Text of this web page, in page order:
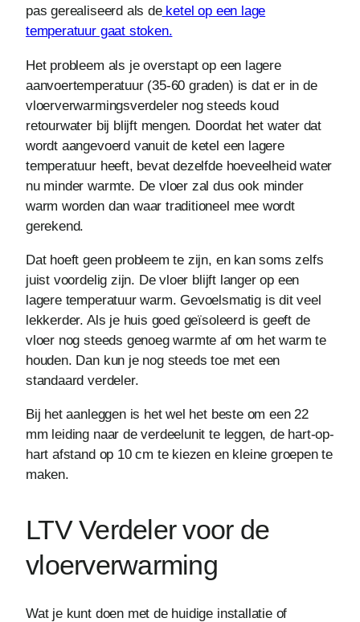
pas gerealiseerd als deketel op een lage
temperatuur gaat stoken.
Het probleem als je overstapt op een lagere
aanvoertemperatuur (35-60 graden) is dat er in de
vloerverwarmingsverdeler nog steeds koud
retourwater bij blijft mengen. Doordat het water dat
wordt aangevoerd vanuit de ketel een lagere
temperatuur heeft, bevat dezelfde hoeveelheid water
nu minder warmte. De vloer zal dus ook minder
warm worden dan waar traditioneel mee wordt
gerekend.
Dat hoeft geen probleem te zijn, en kan soms zelfs
juist voordelig zijn. De vloer blijft langer op een
lagere temperatuur warm. Gevoelsmatig is dit veel
lekkerder. Als je huis goed geïsoleerd is geeft de
vloer nog steeds genoeg warmte af om het warm te
houden. Dan kun je nog steeds toe met een
standaard verdeler.
Bij het aanleggen is het wel het beste om een 22
mm leiding naar de verdeelunit te leggen, de hart-op-
hart afstand op 10 cm te kiezen en kleine groepen te
maken.
LTV Verdeler voor de
vloerverwarming
Wat je kunt doen met de huidige installatie of